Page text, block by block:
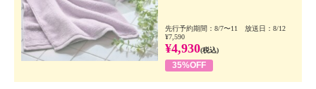
先行予約期間：8/7〜11 放送日：8/12
¥7,590
¥4,930(税込)
35%OFF